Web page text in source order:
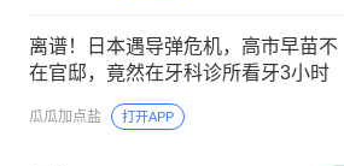
离谱！日本遇导弹危机，高市早苗不
在官邸，竟然在牙科诊所看牙3小时
瓜瓜加点盐 打开APP